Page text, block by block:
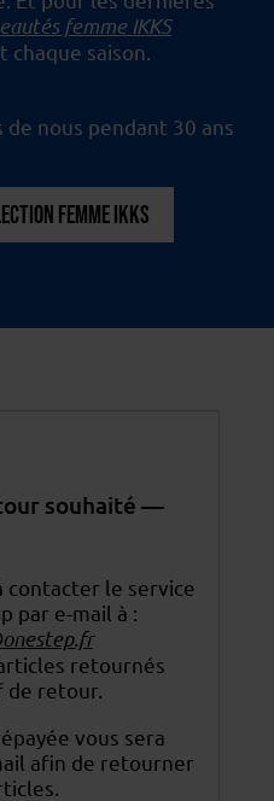
femme IKKS
chaque saison.
de nous pendant 30 ans
FEMME IKKS
souhaité —
contacter le service
par e-mail à :
retournés
retour.
vous sera
afin de retourner